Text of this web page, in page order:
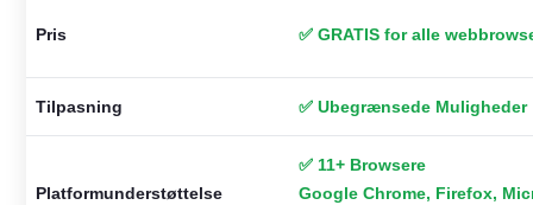
Pris ✅ GRATIS for alle
Tilpasning ✅ Ubegrænsede Muligheder
Platformunderstøttelse
✅ 11+ Browsere
Google Chrome, Firefox,